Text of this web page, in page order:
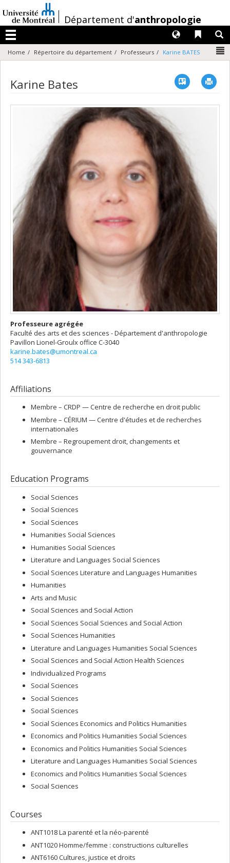
au
contenu
/Département d'anthropologie
Menu
Liens
Langues
Home Répertoire du département Professeurs Karine BATES
Karine Bates Vcard
Professeure agrégée
Faculté des arts et des sciences - Département d'anthropologie
Pavillon Lionel-Groulx office C-3040
karine.bates@umontreal.ca
514 343-6813
Affiliations
Membre – CRDP — Centre de recherche en droit public
Membre – CÉRIUM — Centre d'études et de recherches
internationales
Membre – Regroupement droit, changements et
gouvernance
Education Programs
Social Sciences
Social Sciences
Social Sciences
Humanities Social Sciences
Humanities Social Sciences
Literature and Languages Social Sciences
Social Sciences Literature and Languages Humanities
Humanities
Arts and Music
Social Sciences and Social Action
Social Sciences Social Sciences and Social Action
Social Sciences Humanities
Literature and Languages Humanities Social Sciences
Social Sciences and Social Action Health Sciences
Individualized Programs
Social Sciences
Social Sciences
Social Sciences
Social Sciences Economics and Politics Humanities
Economics and Politics Humanities Social Sciences
Economics and Politics Humanities Social Sciences
Literature and Languages Humanities Social Sciences
Economics and Politics Humanities Social Sciences
Social Sciences
Courses
ANT1018 La parenté et la néo-parenté
ANT1020 Homme/femme : constructions culturelles
ANT6160 Cultures, justice et droits